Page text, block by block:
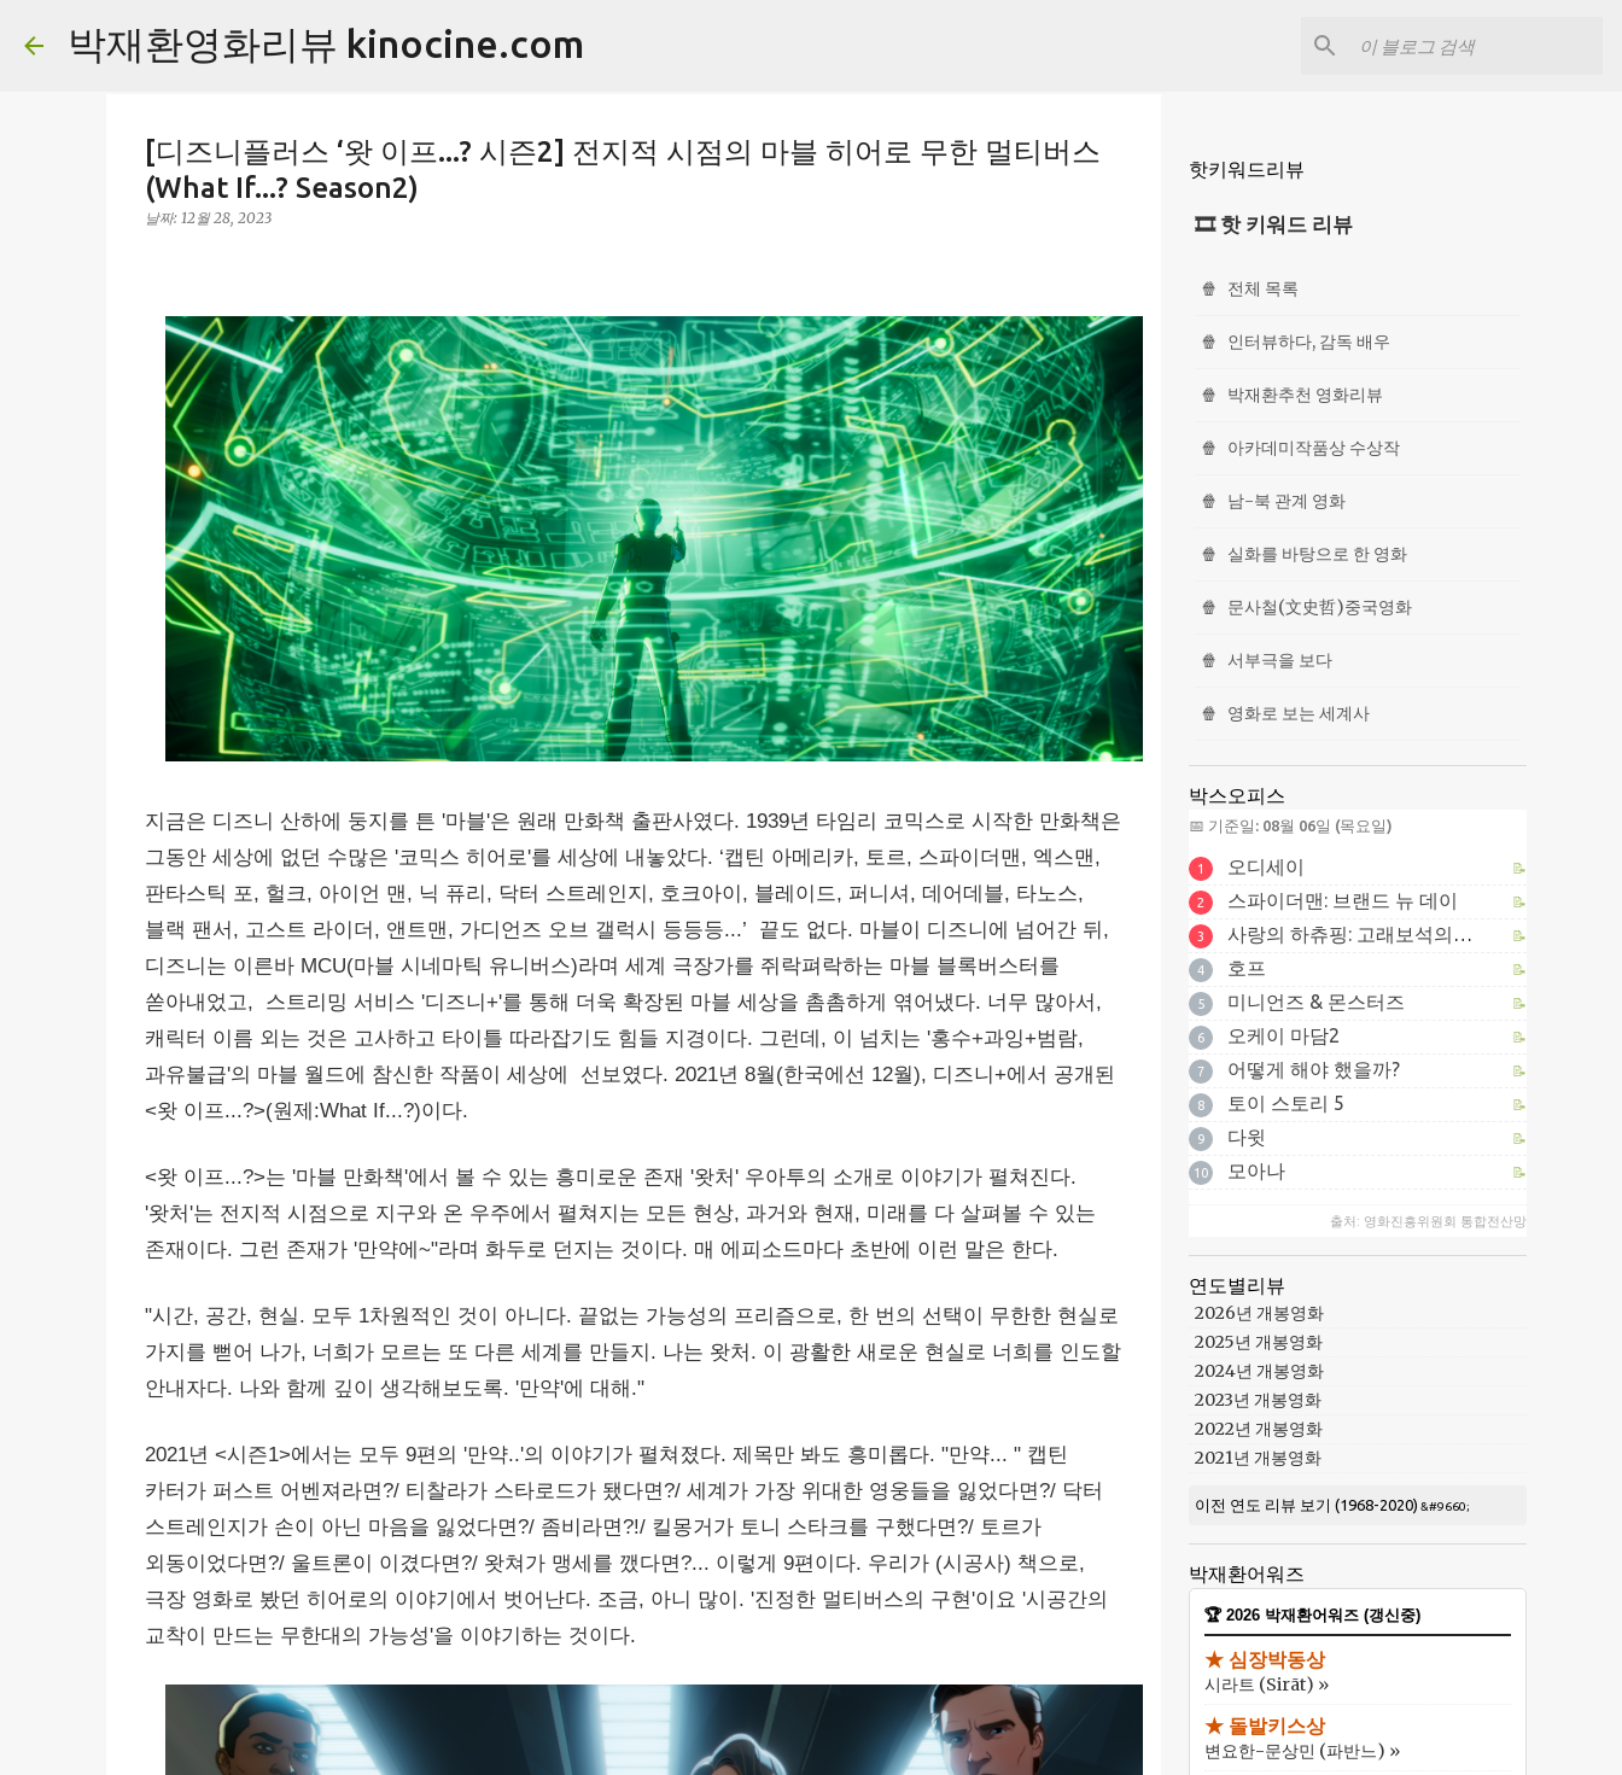
박재환영화리뷰 kinocine.com
[디즈니플러스 ‘왓 이프...? 시즌2] 전지적 시점의 마블 히어로 무한 멀티버스
(What If...? Season2)
날짜: 12월 28, 2023
지금은 디즈니 산하에 둥지를 튼 '마블'은 원래 만화책 출판사였다. 1939년 타임리 코믹스로 시작한 만화책은
그동안 세상에 없던 수많은 '코믹스 히어로'를 세상에 내놓았다. ‘캡틴 아메리카, 토르, 스파이더맨, 엑스맨,
판타스틱 포, 헐크, 아이언 맨, 닉 퓨리, 닥터 스트레인지, 호크아이, 블레이드, 퍼니셔, 데어데블, 타노스,
블랙 팬서, 고스트 라이더, 앤트맨, 가디언즈 오브 갤럭시 등등등...’ 끝도 없다. 마블이 디즈니에 넘어간 뒤,
디즈니는 이른바 MCU(마블 시네마틱 유니버스)라며 세계 극장가를 쥐락펴락하는 마블 블록버스터를
쏟아내었고, 스트리밍 서비스 '디즈니+'를 통해 더욱 확장된 마블 세상을 촘촘하게 엮어냈다. 너무 많아서,
캐릭터 이름 외는 것은 고사하고 타이틀 따라잡기도 힘들 지경이다. 그런데, 이 넘치는 '홍수+과잉+범람,
과유불급'의 마블 월드에 참신한 작품이 세상에 선보였다. 2021년 8월(한국에선 12월), 디즈니+에서 공개된
<왓 이프...?>(원제:What If...?)이다.
<왓 이프...?>는 '마블 만화책'에서 볼 수 있는 흥미로운 존재 '왓처' 우아투의 소개로 이야기가 펼쳐진다.
'왓처'는 전지적 시점으로 지구와 온 우주에서 펼쳐지는 모든 현상, 과거와 현재, 미래를 다 살펴볼 수 있는
존재이다. 그런 존재가 '만약에~"라며 화두로 던지는 것이다. 매 에피소드마다 초반에 이런 말은 한다.
"시간, 공간, 현실. 모두 1차원적인 것이 아니다. 끝없는 가능성의 프리즘으로, 한 번의 선택이 무한한 현실로
가지를 뻗어 나가, 너희가 모르는 또 다른 세계를 만들지. 나는 왓처. 이 광활한 새로운 현실로 너희를 인도할
안내자다. 나와 함께 깊이 생각해보도록. '만약'에 대해."
2021년 <시즌1>에서는 모두 9편의 '만약..'의 이야기가 펼쳐졌다. 제목만 봐도 흥미롭다. "만약... " 캡틴
카터가 퍼스트 어벤져라면?/ 티찰라가 스타로드가 됐다면?/ 세계가 가장 위대한 영웅들을 잃었다면?/ 닥터
스트레인지가 손이 아닌 마음을 잃었다면?/ 좀비라면?!/ 킬몽거가 토니 스타크를 구했다면?/ 토르가
외동이었다면?/ 울트론이 이겼다면?/ 왓쳐가 맹세를 깼다면?... 이렇게 9편이다. 우리가 (시공사) 책으로,
극장 영화로 봤던 히어로의 이야기에서 벗어난다. 조금, 아니 많이. '진정한 멀티버스의 구현'이요 '시공간의
교착이 만드는 무한대의 가능성'을 이야기하는 것이다.
핫키워드리뷰
🎞 핫 키워드 리뷰
🍿 전체 목록
🍿 인터뷰하다, 감독 배우
🍿 박재환추천 영화리뷰
🍿 아카데미작품상 수상작
🍿 남-북 관계 영화
🍿 실화를 바탕으로 한 영화
🍿 문사철(文史哲)중국영화
🍿 서부극을 보다
🍿 영화로 보는 세계사
박스오피스
📅 기준일: 08월 06일 (목요일)
1 오디세이 📝
2 스파이더맨: 브랜드 뉴 데이 📝
3 사랑의 하츄핑: 고래보석의 전설 📝
4 호프 📝
5 미니언즈 & 몬스터즈 📝
6 오케이 마담2 📝
7 어떻게 해야 했을까? 📝
8 토이 스토리 5 📝
9 다윗 📝
10 모아나 📝
출처: 영화진흥위원회 통합전산망
연도별리뷰
2026년 개봉영화
2025년 개봉영화
2024년 개봉영화
2023년 개봉영화
2022년 개봉영화
2021년 개봉영화
이전 연도 리뷰 보기 (1968-2020)
박재환어워즈
🏆 2026 박재환어워즈 (갱신중)
★ 심장박동상
시라트 (Sirāt) »
★ 돌발키스상
변요한-문상민 (파반느) »